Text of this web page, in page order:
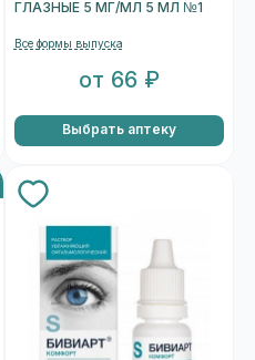
ГЛАЗНЫЕ 5 МГ/МЛ 5 МЛ №1
Все формы выпуска
от 66 ₽
Выбрать аптеку